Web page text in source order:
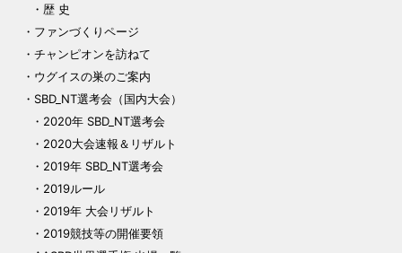
歴 史
ファンづくりページ
チャンピオンを訪ねて
ウグイスの巣のご案内
SBD_NT選考会（国内大会）
2020年 SBD_NT選考会
2020大会速報＆リザルト
2019年 SBD_NT選考会
2019ルール
2019年 大会リザルト
2019競技等の開催要領